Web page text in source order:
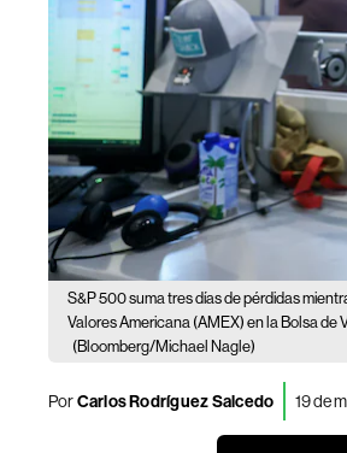
S&P 500 suma tres días de pérdidas
Valores Americana (AMEX) en la Bolsa de
(Bloomberg/Michael Nagle)
PorCarlos Rodríguez Salcedo 19 de